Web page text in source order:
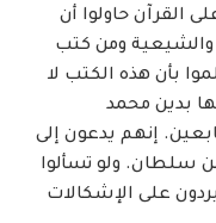
طيه ‏‏20 إشكالا على القرآن حاولوا أن
والشيعية ومن كتب
بأن هذه الكتب لا
‏بدين محمد
إنهم يدعون إلى
من سلطان. ولو تسألوا
على الإشكالات